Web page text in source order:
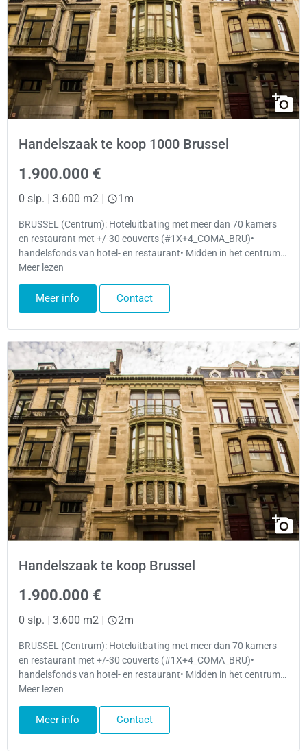
Handelszaak te koop 1000 Brussel
1.900.000 €
0 slp. 3.600 m2 1m
BRUSSEL (Centrum): Hoteluitbating met meer dan 70 kamers
en restaurant met +/-30 couverts (#1X+4_COMA_BRU)•
handelsfonds van hotel- en restaurant• Midden in het centrum…
Meer lezen
Meer info Contact
Handelszaak te koop Brussel
1.900.000 €
0 slp. | 3.600 m2 | 2m
BRUSSEL (Centrum): Hoteluitbating met meer dan 70 kamers
en restaurant met +/-30 couverts (#1X+4_COMA_BRU)•
handelsfonds van hotel- en restaurant• Midden in het centrum…
Meer lezen
Meer info Contact